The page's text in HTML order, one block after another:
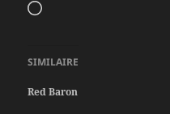
Chargement…
SIMILAIRE
Red Baron